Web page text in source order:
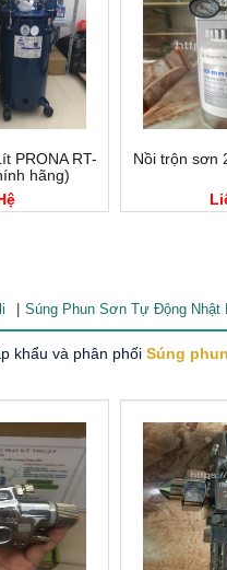
PRONA RT-
hãng)
Nồi trộn sơn
Súng Phun Sơn Tự Động Nhật
khẩu và phân phối Súng